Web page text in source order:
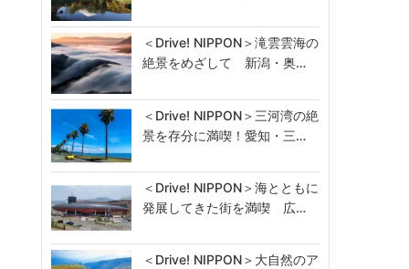
＜Drive! NIPPON＞滝雲雲海の
絶景をめざして 新潟・奥…
＜Drive! NIPPON＞三河湾の絶
景を存分に満喫！愛知・三…
＜Drive! NIPPON＞海とともに
発展してきた街を満喫 広…
＜Drive! NIPPON＞大自然のア